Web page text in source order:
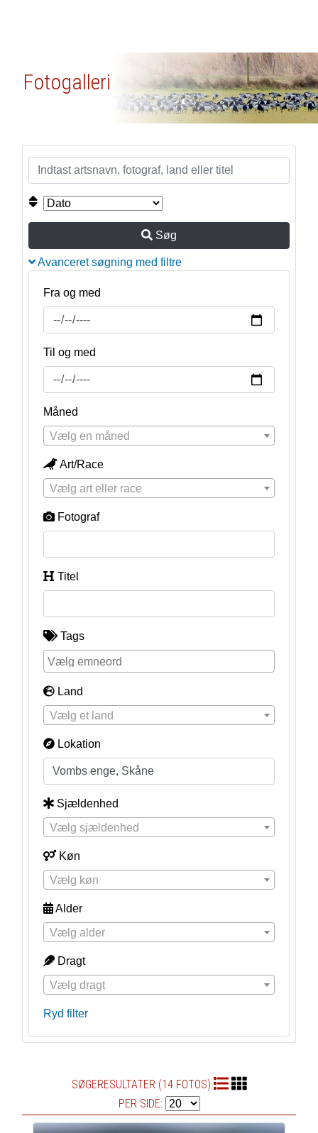
Fotogalleri
Søg
Avanceret søgning med filtre
Fra og med
Til og med
Måned
Vælg en måned
Art/Race
Vælg art eller race
Fotograf
Titel
Tags
Land
Vælg et land
Lokation
Sjældenhed
Vælg sjældenhed
Køn
Vælg køn
Alder
Vælg alder
Dragt
Vælg dragt
Ryd filter
SØGERESULTATER (14 FOTOS)
PER SIDE: